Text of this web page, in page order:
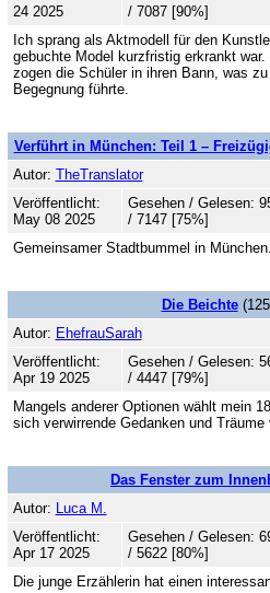
24 2025
/ 7087 [90%]
Ich sprang als Aktmodell für den
gebuchte Model kurzfristig erkrankt
zogen die Schüler in ihren Bann, was
Begegnung führte.
Verführt in München: Teil 1 –
Autor: TheTranslator
Veröffentlicht:
May 08 2025
Gesehen / Gelesen:
/ 7147 [75%]
Gemeinsamer Stadtbummel in
Die Beichte
Autor: EhefrauSarah
Veröffentlicht:
Apr 19 2025
Gesehen / Gelesen:
/ 4447 [79%]
Mangels anderer Optionen wählt mein
sich verwirrende Gedanken und
Das Fenster zum
Autor: Luca M.
Veröffentlicht:
Apr 17 2025
Gesehen / Gelesen:
/ 5622 [80%]
Die junge Erzählerin hat einen